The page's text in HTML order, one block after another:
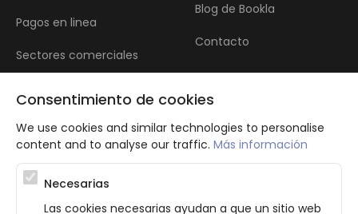
Consentimiento de cookies
We use cookies and similar technologies to personalise
content and to analyse our traffic. Más información
Necesarias
Las cookies necesarias ayudan a que un sitio web
Pagos en linea
Sectores comerciales
Blog de Bookla
Contacto